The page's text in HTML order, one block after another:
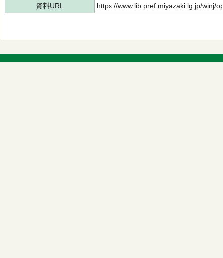
資料URL
https://www.lib.pref.miyazaki.lg.jp/winj/